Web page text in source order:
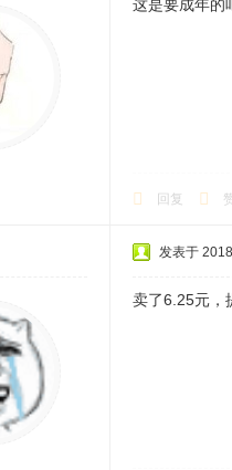
这是要成年的
回复
发表于
卖了6.25元，